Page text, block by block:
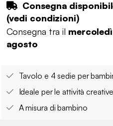
Consegna
(vedi condizioni)
Consegna tra il
agosto
Tavolo e 4 sedie per
Ideale per le attività creative
A misura di bambino